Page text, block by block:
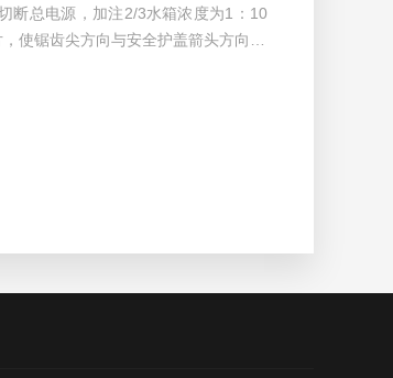
断总电源，加注2/3水箱浓度为1：10
使锯齿尖方向与安全护盖箭头方向…